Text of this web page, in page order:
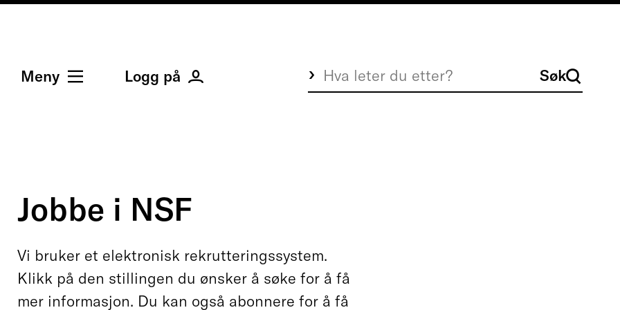
Meny Logg på Søk Søk
Jobbe i NSF
Vi bruker et elektronisk rekrutteringssystem.
Klikk på den stillingen du ønsker å søke for å få
mer informasjon. Du kan også abonnere for å få